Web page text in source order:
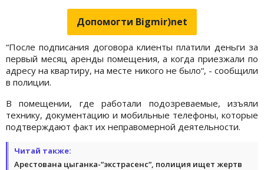
Допомогти Bigmir)net
“После подписания договора клиенты платили деньги за
первый месяц аренды помещения, а когда приезжали по
адресу на квартиру, на месте никого не было“, - сообщили
в полиции.
В помещении, где работали подозреваемые, изъяли
технику, документацию и мобильные телефоны, которые
подтверждают факт их неправомерной деятельности.
Читай также:
Арестована цыганка-“экстрасенс“, полиция ищет жертв